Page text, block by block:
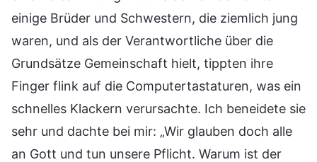
einige Brüder und Schwestern, die ziemlich jung
waren, und als der Verantwortliche über die
Grundsätze Gemeinschaft hielt, tippten ihre
Finger flink auf die Computertastaturen, was ein
schnelles Klackern verursachte. Ich beneidete sie
sehr und dachte bei mir: „Wir glauben doch alle
an Gott und tun unsere Pflicht. Warum ist der